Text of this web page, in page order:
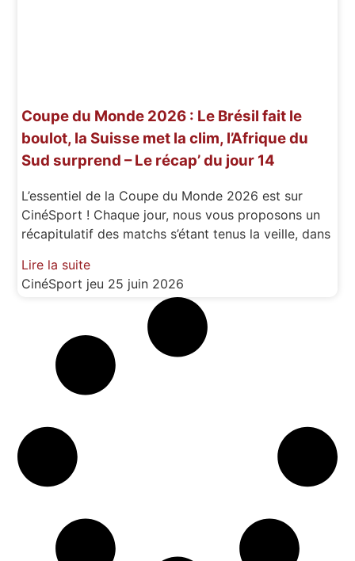
Coupe du Monde 2026 : Le Brésil fait le
boulot, la Suisse met la clim, l’Afrique du
Sud surprend – Le récap’ du jour 14
L’essentiel de la Coupe du Monde 2026 est sur
CinéSport ! Chaque jour, nous vous proposons un
récapitulatif des matchs s’étant tenus la veille, dans
Lire la suite
CinéSport jeu 25 juin 2026